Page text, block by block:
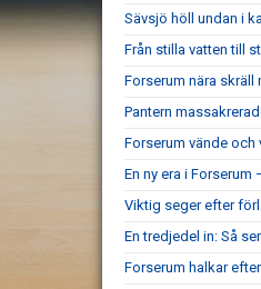
Sävsjö höll undan i
Från stilla vatten till
Forserum nära
Pantern
Forserum vände och
En ny era i
Viktig seger efter
En tredjedel in: Så
Forserum halkar